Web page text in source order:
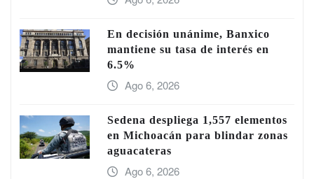
En decisión unánime, Banxico
mantiene su tasa de interés en
6.5%
Ago 6, 2026
Sedena despliega 1,557 elementos
en Michoacán para blindar zonas
aguacateras
Ago 6, 2026